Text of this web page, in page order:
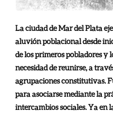
La ciudad de Mar del Plata
aluvión poblacional desde
de los primeros pobladores y
necesidad de reunirse, a
agrupaciones constitutivas.
para asociarse mediante la
intercambios sociales. Ya en